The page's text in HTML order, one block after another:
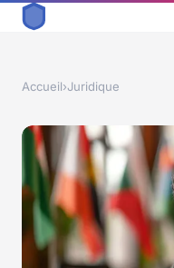
Accueil›Juridique